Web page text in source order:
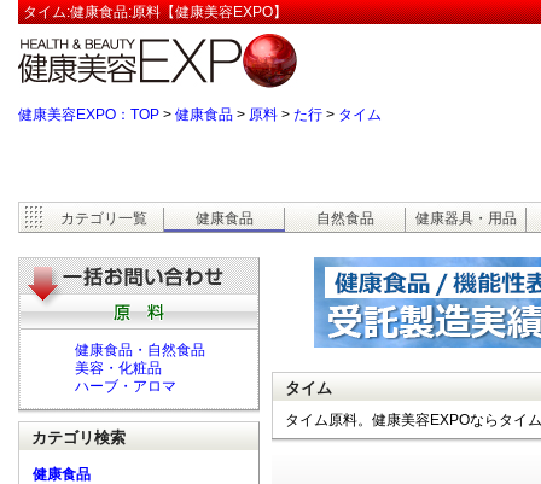
タイム:健康食品:原料【健康美容EXPO】
健康美容EXPO：TOP > 健康食品 > 原料 > た行 > タイム
カテゴリ一覧 健康食品 自然食品 健康器具・用品
タイム
タイム原料。健康美容EXPOならタイ
健康食品・自然食品
美容・化粧品
ハーブ・アロマ
カテゴリ検索
健康食品